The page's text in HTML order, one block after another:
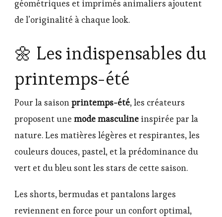
géométriques et imprimés animaliers ajoutent
de l’originalité à chaque look.
🌼 Les indispensables du
printemps-été
Pour la saisonprintemps-été, les créateurs
proposent une mode masculine inspirée par la
nature. Les matières légères et respirantes, les
couleurs douces, pastel, et la prédominance du
vert et du bleu sont les stars de cette saison.
Les shorts, bermudas et pantalons larges
reviennent en force pour un confort optimal,